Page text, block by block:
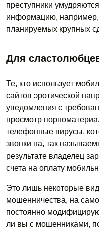
преступники
информацию, например,
планируемых крупных
Для
Те, кто использует
сайтов эротической
уведомления с
просмотр
телефонные вирусы,
звонки на, так
результате владелец
счета на оплату
Это лишь некоторые
мошенничества, на
постоянно
ли вы с мошенниками,